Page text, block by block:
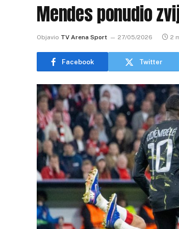
Mendes ponudio
Objavio TV Arena Sport 27/05/2026 2
Facebook Twitter